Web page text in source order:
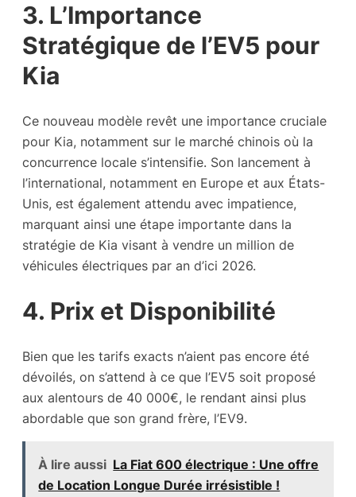
3. L’Importance
Stratégique de l’EV5 pour
Kia
Ce nouveau modèle revêt une importance cruciale
pour Kia, notamment sur le marché chinois où la
concurrence locale s’intensifie. Son lancement à
l’international, notamment en Europe et aux États-
Unis, est également attendu avec impatience,
marquant ainsi une étape importante dans la
stratégie de Kia visant à vendre un million de
véhicules électriques par an d’ici 2026.
4. Prix et Disponibilité
Bien que les tarifs exacts n’aient pas encore été
dévoilés, on s’attend à ce que l’EV5 soit proposé
aux alentours de 40 000€, le rendant ainsi plus
abordable que son grand frère, l’EV9.
À lire aussi La Fiat 600 électrique : Une offre
de Location Longue Durée irrésistible !